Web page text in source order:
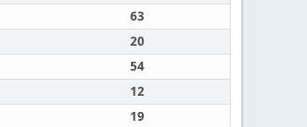
63
20
54
12
19